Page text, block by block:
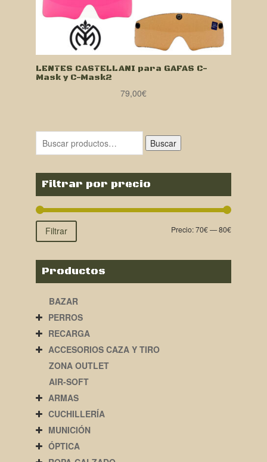
LENTES CASTELLANI para GAFAS C-
Mask y C-Mask2
79,00€
Buscar
Filtrar por precio
Filtrar Precio:70€—80€
Productos
BAZAR
PERROS
RECARGA
ACCESORIOS CAZA Y TIRO
ZONA OUTLET
AIR-SOFT
ARMAS
CUCHILLERÍA
MUNICIÓN
ÓPTICA